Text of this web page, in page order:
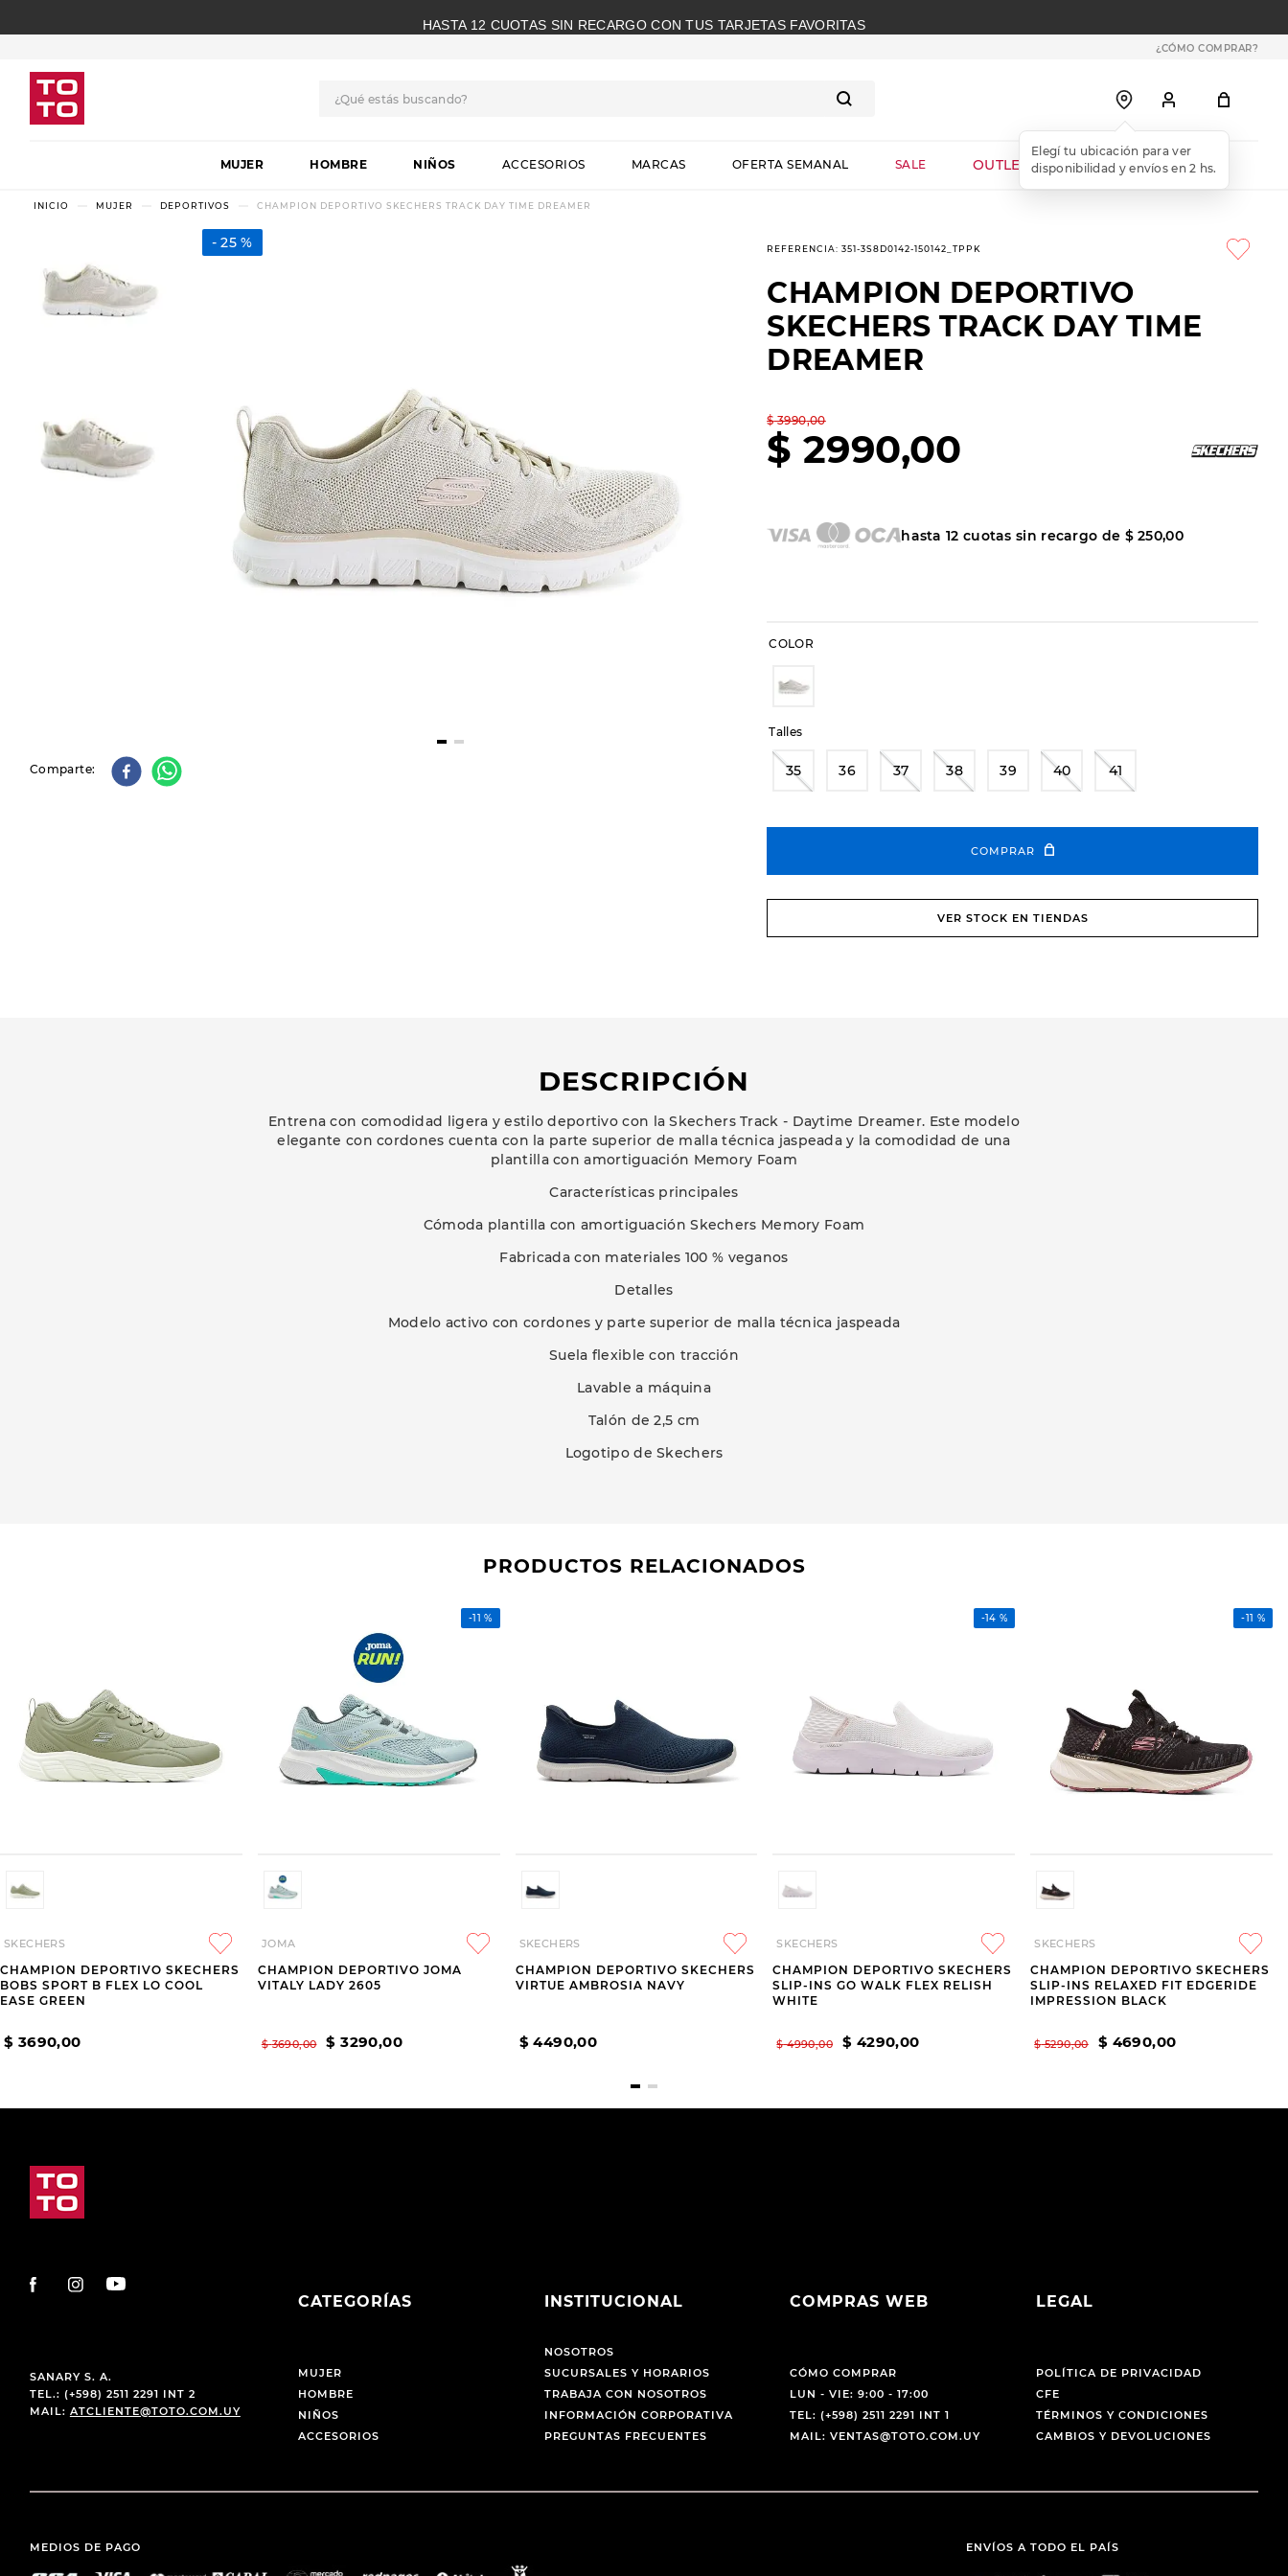
HASTA 12 CUOTAS SIN RECARGO CON TUS TARJETAS FAVORITAS
¿CÓMO COMPRAR?
MUJER HOMBRE NIÑOS ACCESORIOS MARCAS OFERTA SEMANAL SALE OUTLET WEB
MUJER DEPORTIVOS CHAMPION DEPORTIVO SKECHERS TRACK DAY TIME DREAMER
25 %
Comparte
REFERENCIA:351-3S8D0142-150142_TPPK
CHAMPION DEPORTIVO
SKECHERS TRACK DAY TIME
DREAMER
$ 3990,00
$ 2990,00
hasta12 cuotas sin recargo de $ 250,00
COLOR
Talles
35 36 37 38 39 40 41
COMPRAR
VER STOCK EN TIENDAS
DESCRIPCIÓN
Entrena con comodidad ligera y estilo deportivo con la Skechers Track - Daytime Dreamer. Este modelo
elegante con cordones cuenta con la parte superior de malla técnica jaspeada y la comodidad de una
plantilla con amortiguación Memory Foam
Características principales
Cómoda plantilla con amortiguación Skechers Memory Foam
Fabricada con materiales 100 % veganos
Detalles
Modelo activo con cordones y parte superior de malla técnica jaspeada
Suela flexible con tracción
Lavable a máquina
Talón de 2,5 cm
Logotipo de Skechers
PRODUCTOS RELACIONADOS
SKECHERS
CHAMPION DEPORTIVO SKECHERS
BOBS SPORT B FLEX LO COOL
EASE GREEN
$ 3690,00
-11 %
JOMA
CHAMPION DEPORTIVO JOMA
VITALY LADY 2605
$ 3690,00 $ 3290,00
SKECHERS
CHAMPION DEPORTIVO SKECHERS
VIRTUE AMBROSIA NAVY
$ 4490,00
-14 %
SKECHERS
CHAMPION DEPORTIVO SKECHERS
SLIP-INS GO WALK FLEX RELISH
WHITE
$ 4990,00 $ 4290,00
-11 %
SKECHERS
CHAMPION DEPORTIVO SKECHERS
SLIP-INS RELAXED FIT EDGERIDE
IMPRESSION BLACK
$ 5290,00 $ 4690,00
SANARY S. A.
TEL.: (+598) 2511 2291 INT 2
MAIL: ATCLIENTE@TOTO.COM.UY
CATEGORÍAS
MUJER
HOMBRE
NIÑOS
ACCESORIOS
INSTITUCIONAL
NOSOTROS
SUCURSALES Y HORARIOS
TRABAJA CON NOSOTROS
INFORMACIÓN CORPORATIVA
PREGUNTAS FRECUENTES
COMPRAS WEB
CÓMO COMPRAR
LUN - VIE: 9:00 - 17:00
TEL: (+598) 2511 2291 INT 1
MAIL: VENTAS@TOTO.COM.UY
LEGAL
POLÍTICA DE PRIVACIDAD
CFE
TÉRMINOS Y CONDICIONES
CAMBIOS Y DEVOLUCIONES
MEDIOS DE PAGO ENVÍOS A TODO EL PAÍS
1.
botas
.
skechers
3.
9.
slip-ins
10. botas dama